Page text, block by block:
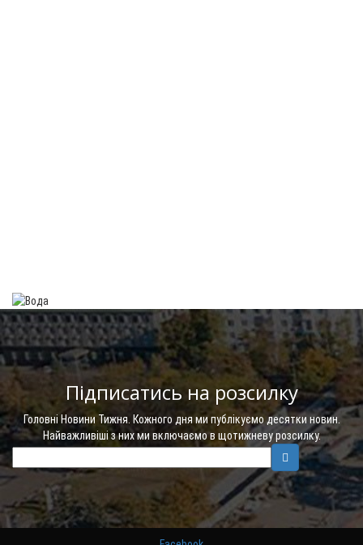
Підписатись на розсилку
Головні Новини Тижня. Кожного дня ми публікуємо десятки новин.
Найважливіші з них ми включаємо в щотижневу розсилку.